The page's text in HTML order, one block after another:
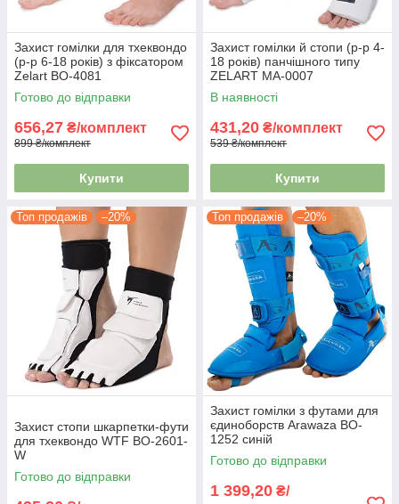
Захист гомілки для тхеквондо
(р-р 6-18 років) з фіксатором
Zelart BO-4081
Готово до відправки
656,27 ₴/комплект
899 ₴/комплект
Купити
Захист гомілки й стопи (р-р 4-
18 років) панчішного типу
ZELART MA-0007
В наявності
431,20 ₴/комплект
539 ₴/комплект
Купити
Топ продажів –20%
Захист стопи шкарпетки-фути
для тхеквондо WTF BO-2601-
W
Готово до відправки
Топ продажів –20%
Захист гомілки з футами для
єдиноборств Arawaza BO-
1252 синій
Готово до відправки
1 399,20 ₴/